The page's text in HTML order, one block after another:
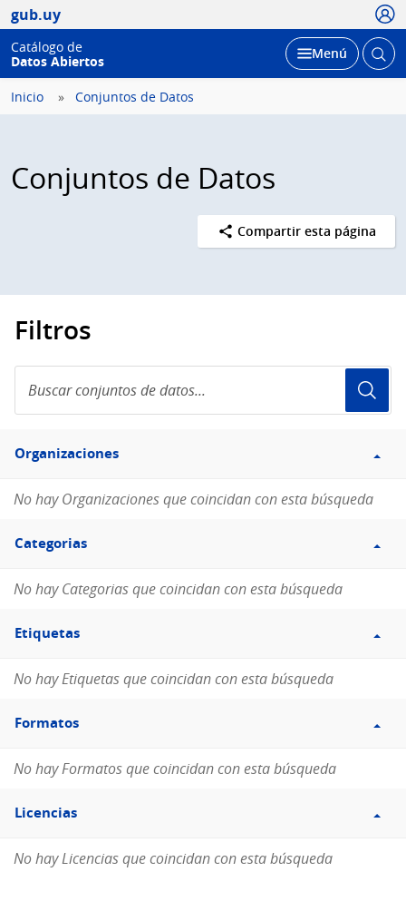
gub.uy
Catálogo de
Datos Abiertos
Desplegar
Menú Abrir
Inicio Conjuntos de Datos
Conjuntos de Datos
Compartir esta página
Filtros
conjuntos
de
Filtro
Organizaciones
Organizaciones
No hay Organizaciones que coincidan con esta búsqueda
Filtro
Categorias
Categorias
No hay Categorias que coincidan con esta búsqueda
Filtro
Etiquetas
Etiquetas
No hay Etiquetas que coincidan con esta búsqueda
Filtro
Formatos
Formatos
No hay Formatos que coincidan con esta búsqueda
Filtro
Licencias
Licencias
No hay Licencias que coincidan con esta búsqueda